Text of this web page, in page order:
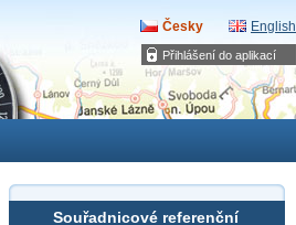
Přihlášení do aplikací
Česky English
Souřadnicové referenční